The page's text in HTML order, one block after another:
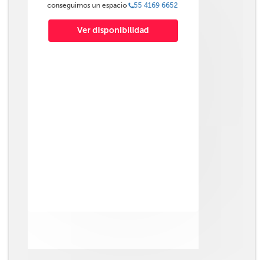
conseguimos un espacio
55 4169 6652
Ver disponibilidad